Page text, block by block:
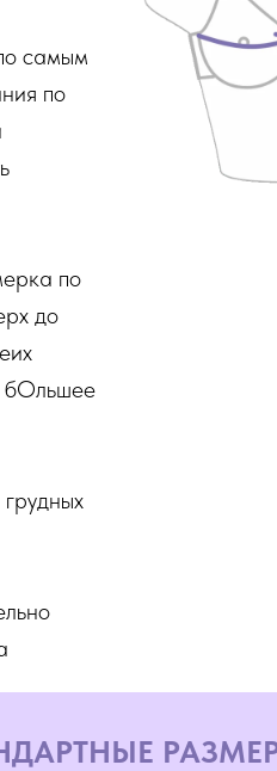
самым
по
по
до
бОльшее